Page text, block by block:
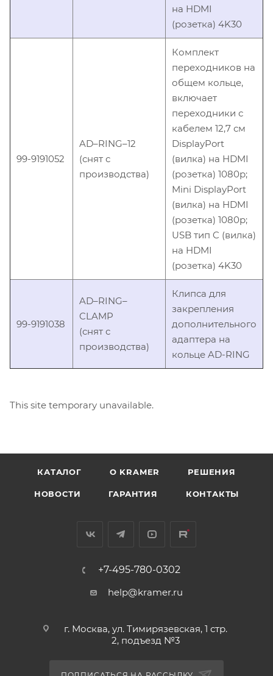
на HDMI
(розетка) 4K30
99-9191052
AD–RING–12
(снят с
производства)
Комплект
переходников на
общем кольце,
включает
переходники с
кабелем 12,7 см
DisplayPort
(вилка) на HDMI
(розетка) 1080p;
Mini DisplayPort
(вилка) на HDMI
(розетка) 1080p;
USB тип C (вилка)
на HDMI
(розетка) 4K30
99-9191038
AD–RING–
CLAMP
(снят с
производства)
Клипса для
закрепления
дополнительного
адаптера на
кольце AD-RING
This site temporary unavailable.
КАТАЛОГ O KRAMER РЕШЕНИЯ
НОВОСТИ ГАРАНТИЯ КОНТАКТЫ
+7-495-780-0302
help@kramer.ru
г. Москва, ул. Тимирязевская, 1 стр.
2, подъезд №3